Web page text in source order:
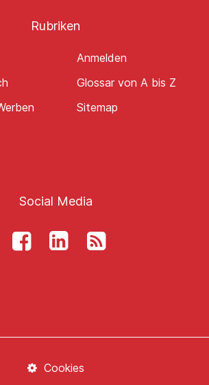
Rubriken
Anmelden
Glossar von A bis Z
Sitemap
Social Media
Cookies